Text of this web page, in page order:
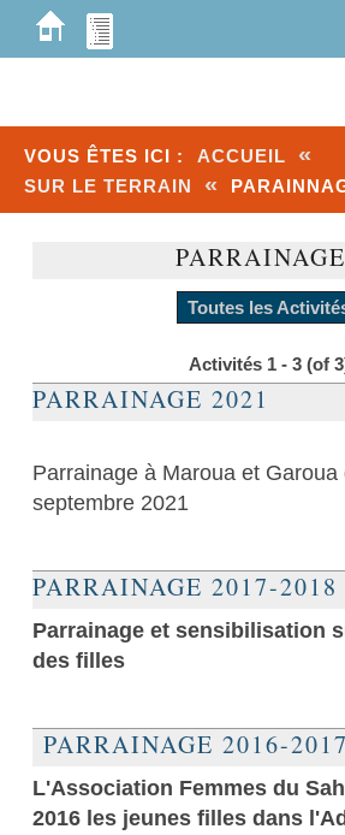
VOUS ÊTES ICI : ACCUEIL «
SUR LE TERRAIN «
Toutes les
Activités 1 - 3 (of
PARRAINAGE 2021
Parrainage à Maroua et Garoua
septembre 2021
PARRAINAGE 2017-2018
Parrainage et sensibilisation
des filles
PARRAINAGE 2016-2017
L'Association Femmes du
2016 les jeunes filles dans